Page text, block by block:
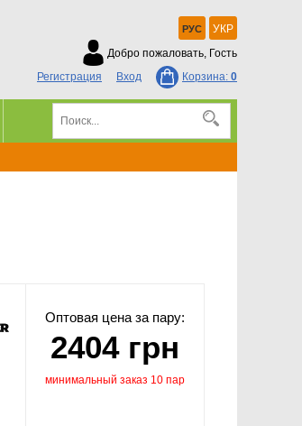
РУС
УКР
Добро пожаловать, Гость
Регистрация
Вход Корзина: 0
Оптовая цена за пару:
2404 грн
минимальный заказ 10 пар